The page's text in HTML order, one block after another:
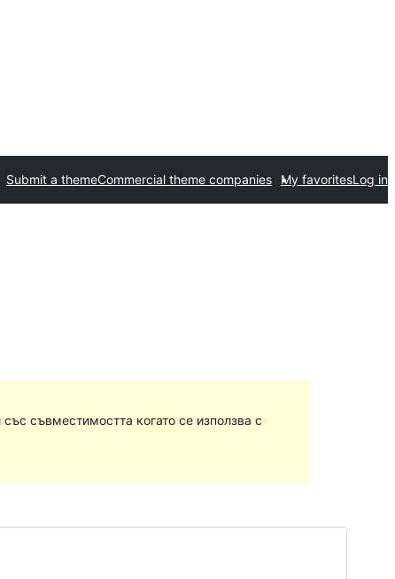
Submit a themeCommercial theme companies My favoritesLog in
съвместимостта когато се използва с